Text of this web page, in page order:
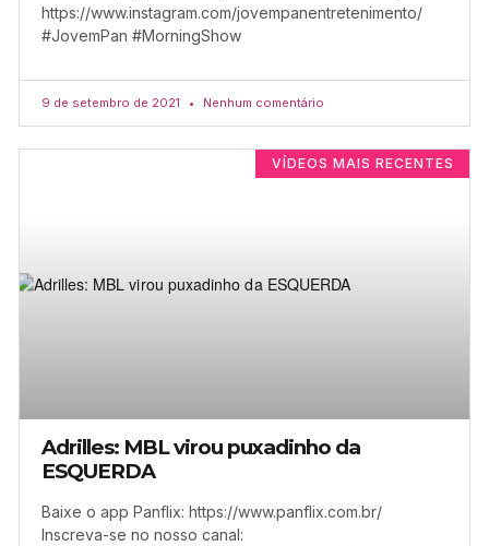
https://www.instagram.com/jovempanentretenimento/
#JovemPan #MorningShow
9 de setembro de 2021 Nenhum comentário
VÍDEOS MAIS RECENTES
Adrilles: MBL virou puxadinho da
ESQUERDA
Baixe o app Panflix: https://www.panflix.com.br/
Inscreva-se no nosso canal: